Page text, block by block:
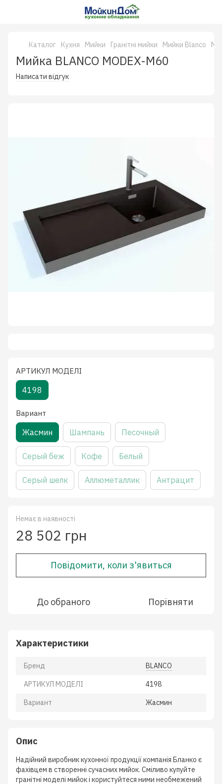
Каталог Кухня Мийки Гранітні мийки Мийки Blanco
Мийка BLANCO MODEX-M60
Написати відгук
АРТИКУЛ МОДЕЛІ
4198
Вариант
Жасмин Шампань Песочный
Серый беж Кофе Белый
Серый шелк Аллюметаллик Антрацит
Немає в наявності
28 502 грн
Повідомити, коли з'явиться
До обраного Порівняти
Характеристики
Бренд BLANCO
АРТИКУЛ МОДЕЛІ 4198
Вариант Жасмин
Опис
Надійний виробник кухонної продукції компанія Бланко є
фахівцем в створенні сучасних мийок. Сміливо купуйте
гранітні моделі мийок і користуйтеся ними необмежений